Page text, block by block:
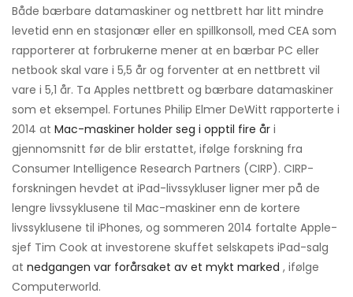
Både bærbare datamaskiner og nettbrett har litt mindre
levetid enn en stasjonær eller en spillkonsoll, med CEA som
rapporterer at forbrukerne mener at en bærbar PC eller
netbook skal vare i 5,5 år og forventer at en nettbrett vil
vare i 5,1 år. Ta Apples nettbrett og bærbare datamaskiner
som et eksempel. Fortunes Philip Elmer DeWitt rapporterte i
2014 at Mac-maskiner holder seg i opptil fire år i
gjennomsnitt før de blir erstattet, ifølge forskning fra
Consumer Intelligence Research Partners (CIRP). CIRP-
forskningen hevdet at iPad-livssykluser ligner mer på de
lengre livssyklusene til Mac-maskiner enn de kortere
livssyklusene til iPhones, og sommeren 2014 fortalte Apple-
sjef Tim Cook at investorene skuffet selskapets iPad-salg
at nedgangen var forårsaket av et mykt marked , ifølge
Computerworld.